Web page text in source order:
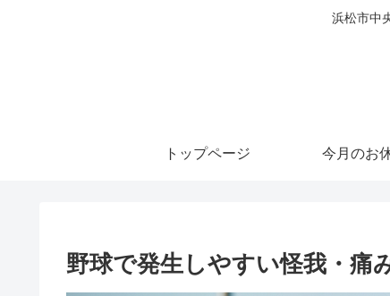
浜松市中
トップページ 今月のお
野球で発生しやすい怪我・痛